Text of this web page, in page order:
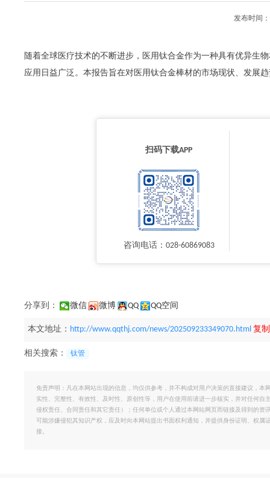
发布时间
随着全球医疗技术的不断进步，医用钛合金作为一种具有优异生
应用日益广泛。本报告旨在对医用钛合金棒材的市场现状、发展
扫码下载APP
咨询电话：028-60869083
分享到： 微信 微博 QQ QQ空间
本文地址： http://www.qqthj.com/news/202509233349070.html 复
相关搜索： 钛管
免责声明：凡在本网站出现的信息，均仅供参考，并不构成对用户决策的直接建议，
实性、完整性、有效性、及时性、原创性等，用户在使用前请进一步核实，并对任何
侵权责任、合同责任和其它责任）；任何单位或个人通过本网站网页而链接及得到的
可能涉嫌侵犯其知识产权，应及时向本网站提出书面权利通知，并提供身份证明、权
接。